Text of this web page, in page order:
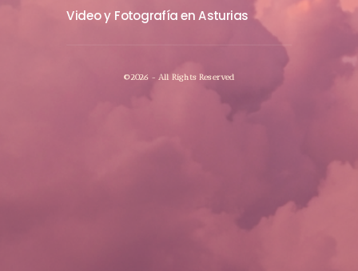
Video y Fotografía en Asturias
©2026 - All Rights Reserved